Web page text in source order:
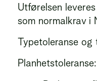
Utførelsen
som normalkrav i
Typetoleranse og
Planhetstoleranse: